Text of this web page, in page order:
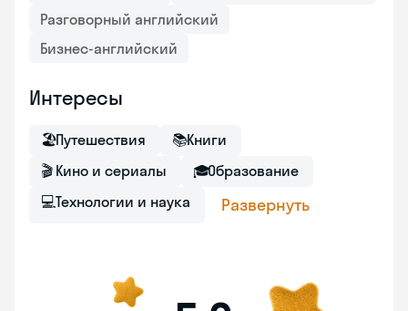
Разговорный английский
Бизнес-английский
Интересы
🏖Путешествия 📚Книги
🎬 Кино и сериалы 🎓Образование
💻Технологии и наука Развернуть